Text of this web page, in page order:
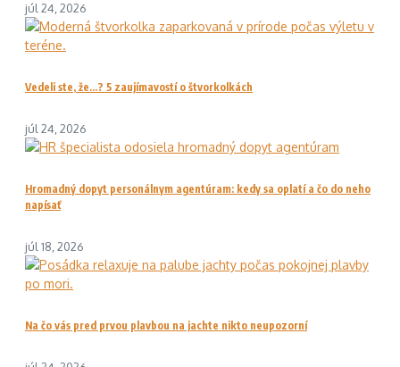
júl 24, 2026
Vedeli ste, že…? 5 zaujímavostí o štvorkolkách
júl 24, 2026
Hromadný dopyt personálnym agentúram: kedy sa oplatí a čo do neho
napísať
júl 18, 2026
Na čo vás pred prvou plavbou na jachte nikto neupozorní